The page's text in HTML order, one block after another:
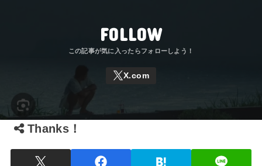
FOLLOW
Thanks！